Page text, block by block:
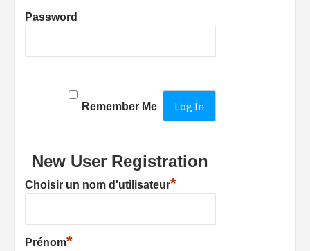
Password
Remember Me
New User Registration
Choisir un nom d'utilisateur*
Prénom*